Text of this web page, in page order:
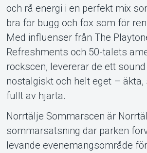
och rå energi i en perfekt mix
bra för bugg och fox som för
Med influenser från The
Refreshments och 50-talets
rockscen, levererar de ett
nostalgiskt och helt eget – äkta,
fullt av hjärta.
Norrtälje Sommarscen är
sommarsatsning där parken
levande evenemangsområde